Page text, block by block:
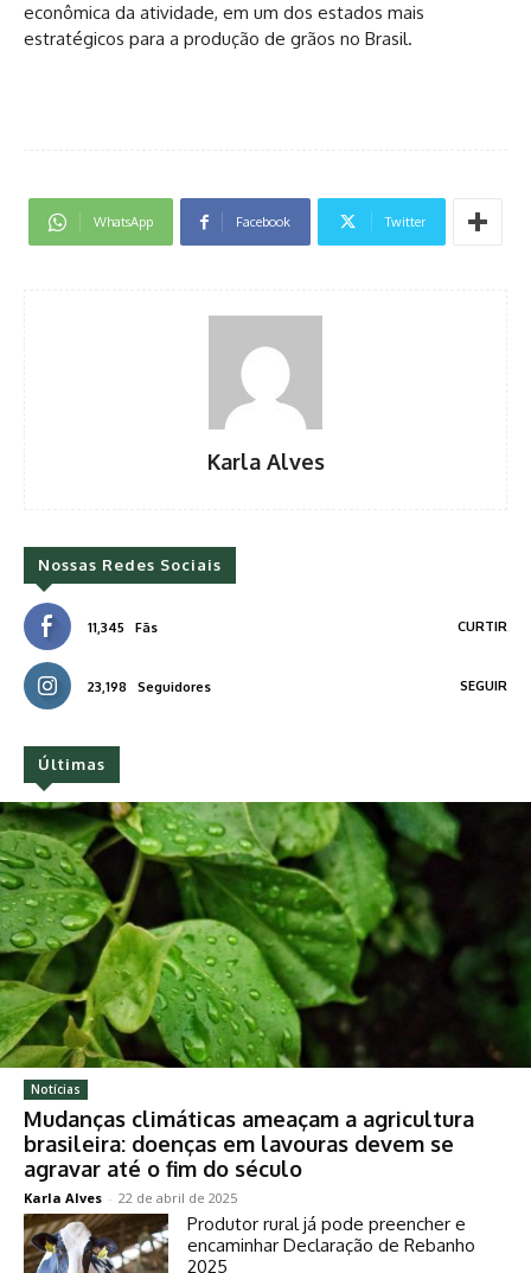
econômica da atividade, em um dos estados mais
estratégicos para a produção de grãos no Brasil.
WhatsApp Facebook Twitter
Karla Alves
Nossas Redes Sociais
11,345 Fãs CURTIR
23,198 Seguidores SEGUIR
Últimas
Notícias
Mudanças climáticas ameaçam a agricultura
brasileira: doenças em lavouras devem se
agravar até o fim do século
Karla Alves - 22 de abril de 2025
Produtor rural já pode preencher e
encaminhar Declaração de Rebanho
2025